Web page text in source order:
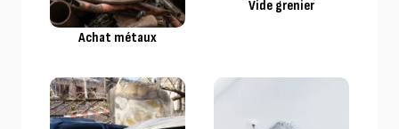
Achat métaux
Vide grenier